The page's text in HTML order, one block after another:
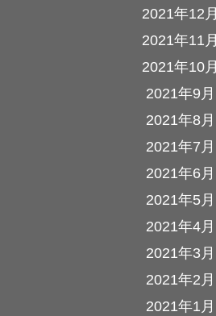
2021年12月
2021年11月
2021年10月
2021年9月
2021年8月
2021年7月
2021年6月
2021年5月
2021年4月
2021年3月
2021年2月
2021年1月